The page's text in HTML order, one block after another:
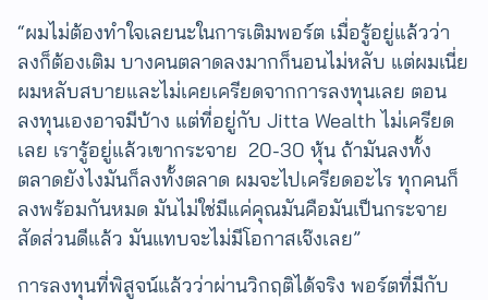
“ผมไม่ต้องทำใจเลยนะในการเติมพอร์ต เมื่อรู้อยู่แล้วว่า
ลงก็ต้องเติม บางคนตลาดลงมากก็นอนไม่หลับ แต่ผมเนี่ย
ผมหลับสบายและไม่เคยเครียดจากการลงทุนเลย ตอน
ลงทุนเองอาจมีบ้าง แต่ที่อยู่กับ Jitta Wealth ไม่เครียด
เลย เรารู้อยู่แล้วเขากระจาย 20-30 หุ้น ถ้ามันลงทั้ง
ตลาดยังไงมันก็ลงทั้งตลาด ผมจะไปเครียดอะไร ทุกคนก็
ลงพร้อมกันหมด มันไม่ใช่มีแค่คุณมันคือมันเป็นกระจาย
สัดส่วนดีแล้ว มันแทบจะไม่มีโอกาสเจ๊งเลย”
การลงทุนที่พิสูจน์แล้วว่าผ่านวิกฤติได้จริง พอร์ตที่มีกับ